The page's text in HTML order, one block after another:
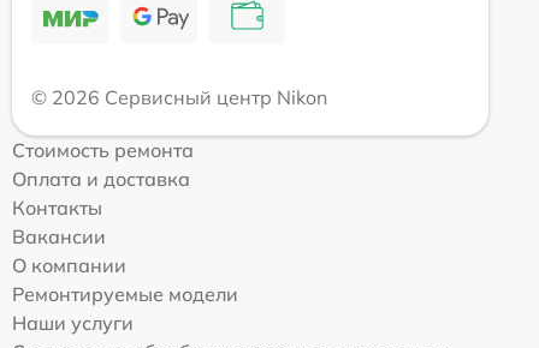
© 2026 Сервисный центр Nikon
Стоимость ремонта
Оплата и доставка
Контакты
Вакансии
О компании
Ремонтируемые модели
Наши услуги